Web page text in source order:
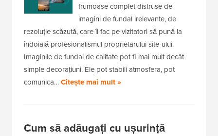
frumoase complet distruse de
imagini de fundal irelevante, de
rezoluție scăzută, care îi fac pe vizitatori să pună la
îndoială profesionalismul proprietarului site-ului.
Imaginile de fundal de calitate pot fi mai mult decât
simple decorațiuni. Ele pot stabili atmosfera, pot
comunica…Citește mai mult »
Cum să adăugați cu ușurință